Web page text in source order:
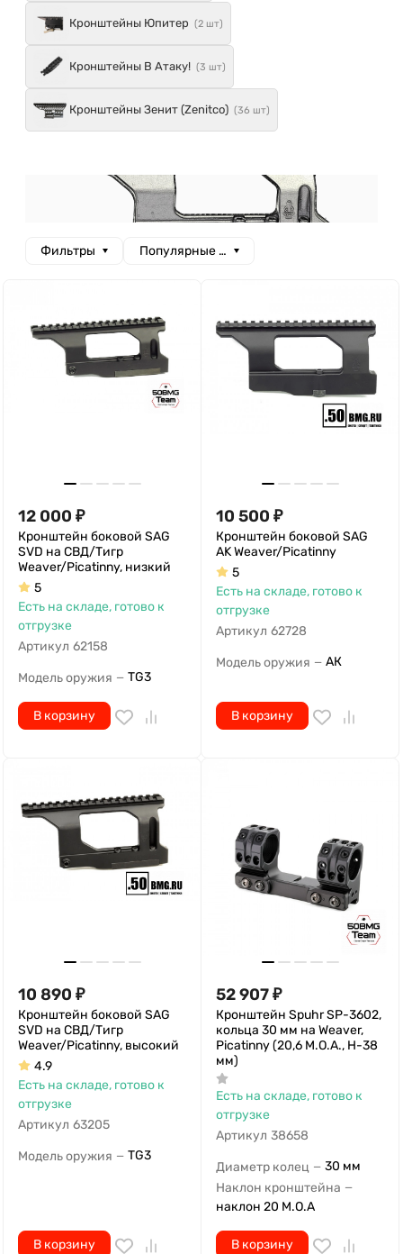
Кронштейны Юпитер (2 шт)
Кронштейны В Атаку! (3 шт)
Кронштейны Зенит (Zenitco) (36 шт)
Фильтры Популярные сначала
12 000 ₽
Кронштейн боковой SAG
SVD на СВД/Тигр
Weaver/Picatinny, низкий
5
Есть на складе, готово к
отгрузке
Артикул 62158
Модель оружия — TG3
В корзину
10 500 ₽
Кронштейн боковой SAG
AK Weaver/Picatinny
5
Есть на складе, готово к
отгрузке
Артикул 62728
Модель оружия — АК
В корзину
10 890 ₽
Кронштейн боковой SAG
SVD на СВД/Тигр
Weaver/Picatinny, высокий
4.9
Есть на складе, готово к
отгрузке
Артикул 63205
Модель оружия — TG3
В корзину
52 907₽
Кронштейн Spuhr SP-3602,
кольца 30 мм на Weaver,
Picatinny (20,6 M.O.A., H-38
мм)
Есть на складе, готово к
отгрузке
Артикул 38658
Диаметр колец — 30 мм
Наклон кронштейна —
наклон 20 M.O.A
В корзину